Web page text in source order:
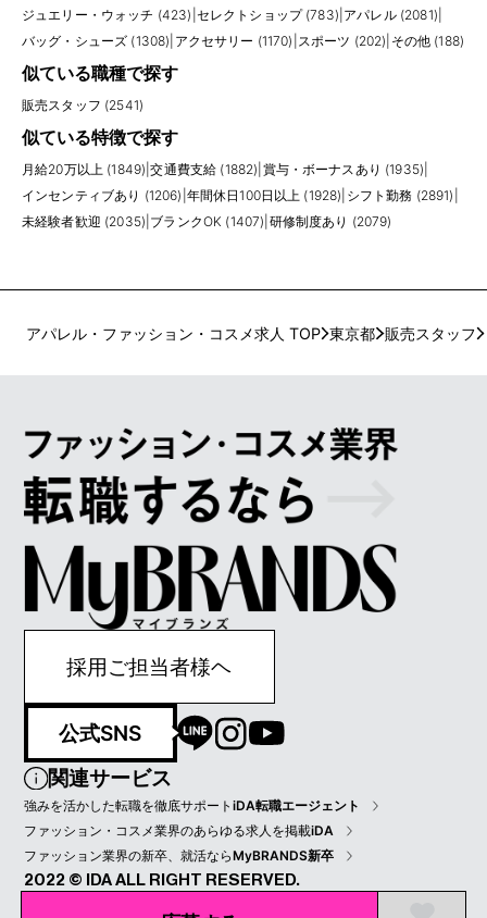
ジュエリー・ウォッチ (423) セレクトショップ (783) アパレル (2081)
バッグ・シューズ (1308) アクセサリー (1170) スポーツ (202) その他 (188)
似ている職種で探す
販売スタッフ (2541)
似ている特徴で探す
月給20万以上 (1849) |交通費支給 (1882) 賞与・ボーナスあり (1935)
インセンティブあり (1206) 年間休日100日以上 (1928) シフト勤務 (2891)
未経験者歓迎 (2035) ブランクOK (1407) 研修制度あり (2079)
アパレル・ファッション・コスメ求人 TOP 東京都 販売スタッフ
採用ご担当者様ヘ
公式SNS
関連サービス
強みを活かした転職を徹底サポートiDA転職エージェント
ファッション・コスメ業界のあらゆる求人を掲載iDA
ファッション業界の新卒、就活ならMyBRANDS新卒
2022 © IDA ALL RIGHT RESERVED.